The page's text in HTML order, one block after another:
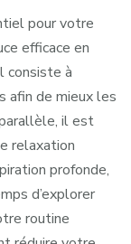
pour votre
efficace en
consiste à
afin de mieux les
il est
relaxation
profonde,
d’explorer
routine